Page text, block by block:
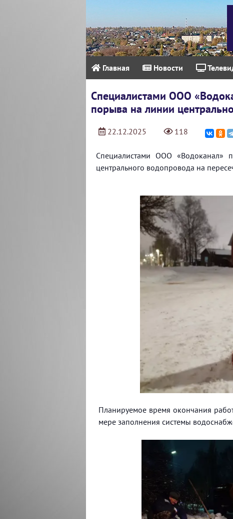
Главная Новости
Специалистами ООО
порыва на линии
22.12.2025 118
Специалистами ООО «Водоканал»
центрального водопровода на
Планируемое время окончания
мере заполнения системы